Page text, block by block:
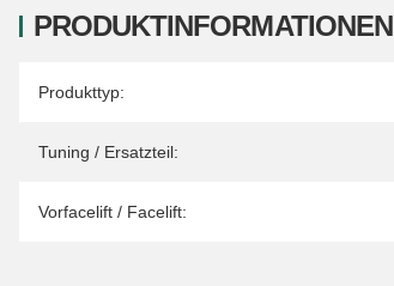
PRODUKTINFORMATIONEN
Produkteigenschaft
Wert
Produkttyp:
Tuning / Ersatzteil:
Vorfacelift / Facelift: